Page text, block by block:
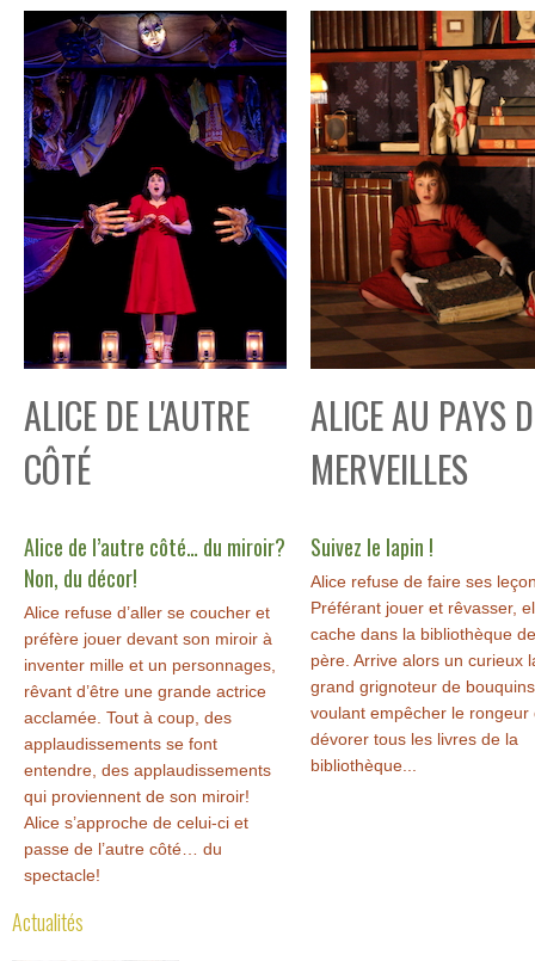
ALICE DE L'AUTRE
CÔTÉ
Alice de l’autre côté… du miroir?
Non, du décor!
Alice refuse d’aller se coucher et
préfère jouer devant son miroir à
inventer mille et un personnages,
rêvant d’être une grande actrice
acclamée. Tout à coup, des
applaudissements se font
entendre, des applaudissements
qui proviennent de son miroir!
Alice s’approche de celui-ci et
passe de l’autre côté… du
spectacle!
ALICE AU PAYS
MERVEILLES
Suivez le lapin !
Alice refuse de faire ses
Préférant jouer et rêvasser,
cache dans la bibliothèque
père. Arrive alors un curieux
grand grignoteur de
voulant empêcher le rongeur
dévorer tous les livres de la
bibliothèque...
Actualités